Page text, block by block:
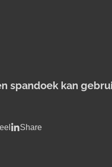
spandoek kan
Share